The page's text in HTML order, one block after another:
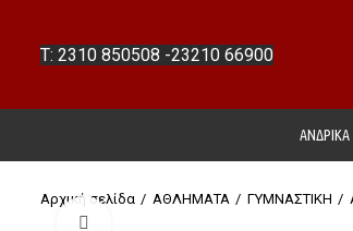
T: 2310 850508 -23210 66900
ΑΝΔΡΙΚΑ
Αρχική σελίδα ΑΘΛΗΜΑΤΑ ΓΥΜΝΑΣΤΙΚΗ